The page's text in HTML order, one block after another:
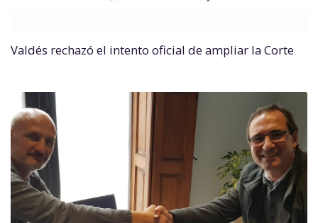
Valdés rechazó el intento oficial de ampliar la Corte